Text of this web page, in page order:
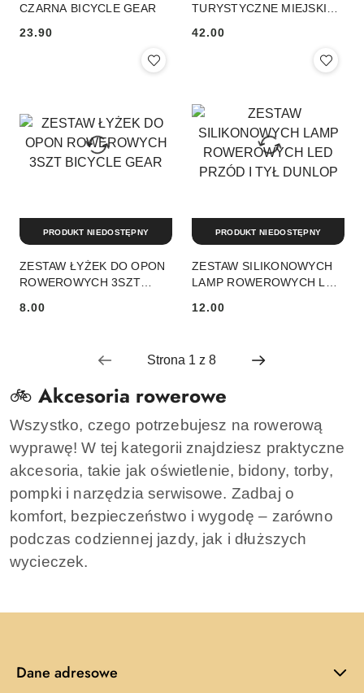
CZARNA BICYCLE GEAR
Cena:
23.90
TURYSTYCZNE MIEJSKIE
Cena:
42.00
ZESTAW ŁYŻEK DO OPON
ROWEROWYCH 3SZT
Cena:
8.00
PRODUKT NIEDOSTĘPNY
ZESTAW SILIKONOWYCH
LAMP ROWEROWYCH LED
Cena:
12.00
PRODUKT NIEDOSTĘPNY
🚲 Akcesoria rowerowe
Wszystko, czego potrzebujesz na rowerową
wyprawę! W tej kategorii znajdziesz praktyczne
akcesoria, takie jak oświetlenie, bidony, torby,
pompki i narzędzia serwisowe. Zadbaj o
komfort, bezpieczeństwo i wygodę – zarówno
podczas codziennej jazdy, jak i dłuższych
wycieczek.
Dane adresowe